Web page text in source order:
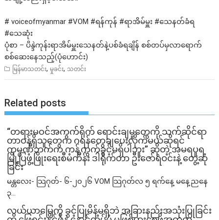
# voiceofmyanmar #VOM #ရန်ကုန် #ရာအိမ်မှူး #သေနတ်ခံရ
#သေဆုံး
ပုံစာ – ပိန္ဒဲကုန်းရာအိမ်မှူးသေနတ်နဲ့ပစ်ခံရချိန် စစ်တပ်မှလာရောက်
စစ်ဆေးနေသည့်(ပုံဟောင်း)
မြန်မာသတင်း,မှုခင်း, သတင်း
Related posts
“တရားမဝင်အကွက်ရိုက် ရောင်းချမှုတွေကို သက်ဆိုင်ရာ
တာဝန်ရှိသူတွေက ဂရန်တွေချပေးလိုက်မယ်ဆိုရင်
ကုမ္ပဏီဘက်က ကန့်ကွက်ခွင့်မရှိပါဘူး” ဆိုတဲ့ အမရပူရ
မြို့ပြဖွံ့ဖြိုးရေးစီမံကိန်း ဒါရိုက်တာ ဦးဇော်ရဲဝင်းနဲ့ တွေ့ဆုံ
ခြင်း
မန္တလေး- သြဂုတ်- ၆-၂၀၂၆ VOM သြဂုတ်လ ၅ ရက်နေ့ မနေ့ညနေ
၃...
လယ်ယာမြေကို ခွင့်ပြုမိန့်မရှိဘဲ အခြားနည်းအသုံးပြုခြင်း